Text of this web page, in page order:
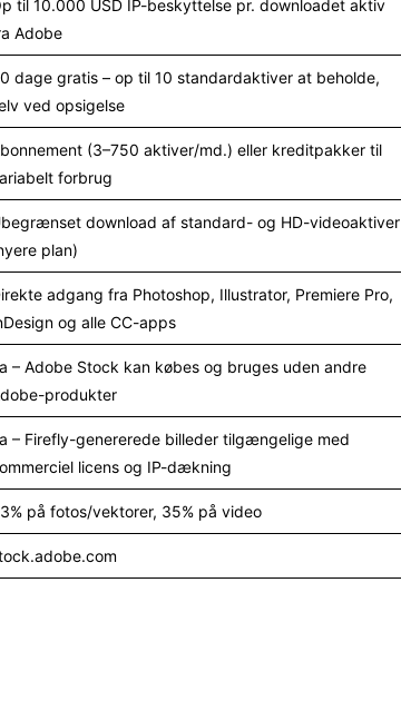
til 10.000 USD IP-beskyttelse pr. downloadet aktiv
Adobe
dage gratis – op til 10 standardaktiver at beholde,
ved opsigelse
(3–750 aktiver/md.) eller kreditpakker til
forbrug
download af standard- og HD-videoaktiver
plan)
adgang fra Photoshop, Illustrator, Premiere Pro,
og alle CC-apps
– Adobe Stock kan købes og bruges uden andre
produkter
– Firefly-genererede billeder tilgængelige med
licens og IP-dækning
på fotos/vektorer, 35% på video